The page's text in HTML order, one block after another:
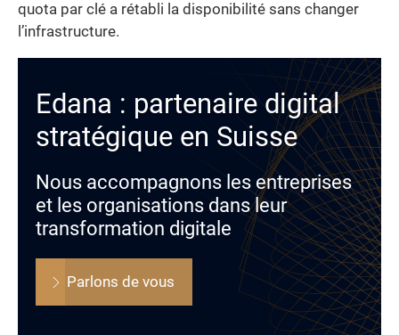
quota par clé a rétabli la disponibilité sans changer
l’infrastructure.
Edana : partenaire digital
stratégique en Suisse
Nous accompagnons les entreprises
et les organisations dans leur
transformation digitale
Parlons de vous